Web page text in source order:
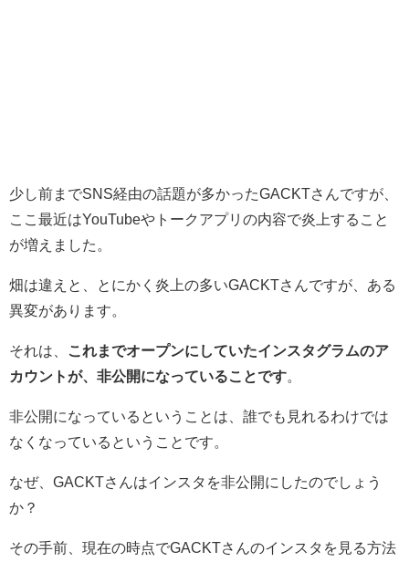
少し前までSNS経由の話題が多かったGACKTさんですが、
ここ最近はYouTubeやトークアプリの内容で炎上すること
が増えました。
畑は違えと、とにかく炎上の多いGACKTさんですが、ある
異変があります。
それは、
これまでオープンにしていたインスタグラムのア
カウントが、非公開になっていることです。
非公開になっているということは、誰でも見れるわけでは
なくなっているということです。
なぜ、GACKTさんはインスタを非公開にしたのでしょう
か？
その手前、現在の時点でGACKTさんのインスタを見る方法